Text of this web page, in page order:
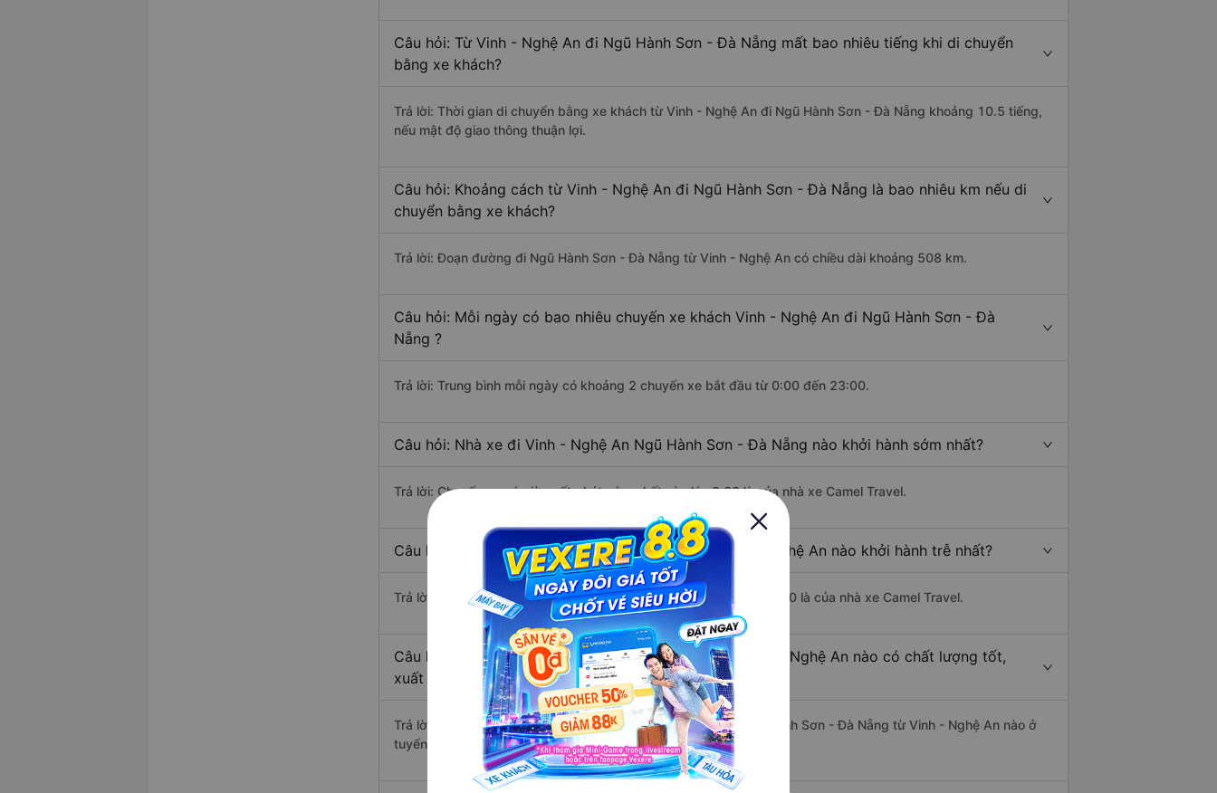
Câu hỏi: Từ Vinh - Nghệ An đi Ngũ Hành Sơn - Đà Nẵng mất bao nhiêu tiếng khi di chuyển
bằng xe khách?
Trả lời: Thời gian di chuyển bằng xe khách từ Vinh - Nghệ An đi Ngũ Hành Sơn - Đà Nẵng khoảng 10.5 tiếng,
nếu mật độ giao thông thuận lợi.
Câu hỏi: Khoảng cách từ Vinh - Nghệ An đi Ngũ Hành Sơn - Đà Nẵng là bao nhiêu km nếu di
chuyển bằng xe khách?
Trả lời: Đoạn đường đi Ngũ Hành Sơn - Đà Nẵng từ Vinh - Nghệ An có chiều dài khoảng 508 km.
Câu hỏi: Mỗi ngày có bao nhiêu chuyến xe khách Vinh - Nghệ An đi Ngũ Hành Sơn - Đà
Nẵng ?
Trả lời: Trung bình mỗi ngày có khoảng 2 chuyến xe bắt đầu từ 0:00 đến 23:00.
Câu hỏi: Nhà xe đi Vinh - Nghệ An Ngũ Hành Sơn - Đà Nẵng nào khởi hành sớm nhất?
Trả lời: Chuyến xe có giờ xuất phát sớm nhất vào lúc 0:00 là của nhà xe Camel Travel.
Câu hỏi: Nhà xe đi Ngũ Hành Sơn - Đà Nẵng từ Vinh - Nghệ An nào khởi hành trễ nhất?
Trả lời: Chuyến xe có giờ xuất phát trễ (muộn) nhất là vào lúc 23:00 là của nhà xe Camel Travel.
Câu hỏi: Review xe đi Ngũ Hành Sơn - Đà Nẵng từ Vinh - Nghệ An nào có chất lượng tốt,
xuất sắc, cao cấp nhất?
Trả lời: Tạm thời chưa đủ review để đánh giá có nhà xe đi Ngũ Hành Sơn - Đà Nẵng từ Vinh - Nghệ An nào ở
tuyến đường này có chất lượng xuất sắc.